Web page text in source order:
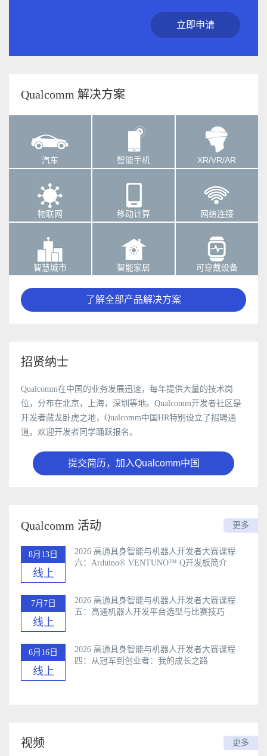
立即申请
Qualcomm 解决方案
汽车 智能手机 XR/VR/AR
物联网 移动计算 网络连接
智慧城市 智能家居 可穿戴设备
了解全部产品解决方案
招贤纳士
Qualcomm在中国的业务发展迅速，每年提供大量的技术岗
位，分布在北京，上海，深圳等地。Qualcomm开发者社区是
开发者藏龙卧虎之地，Qualcomm中国HR特别设立了招聘通
道，欢迎开发者同学踊跃报名。
提交简历，加入Qualcomm中国
Qualcomm 活动 更多
8月13日
线上
2026 高通具身智能与机器人开发者大赛课程
六：Arduino®️ VENTUNO™ Q开发板简介
7月7日
线上
2026 高通具身智能与机器人开发者大赛课程
五：高通机器人开发平台选型与比赛技巧
6月16日
线上
2026 高通具身智能与机器人开发者大赛课程
四：从冠军到创业者：我的成长之路
视频 更多